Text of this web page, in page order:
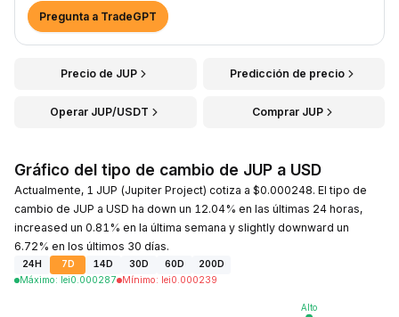
Pregunta a TradeGPT
Precio de JUP Predicción de precio
Operar JUP/USDT Comprar JUP
Gráfico del tipo de cambio de JUP a USD
Actualmente, 1 JUP (Jupiter Project) cotiza a $0.000248. El tipo de
cambio de JUP a USD ha down un 12.04% en las últimas 24 horas,
increased un 0.81% en la última semana y slightly downward un
6.72% en los últimos 30 días.
24H 7D 14D 30D 60D
200D
Máximo: lei0.000287 Mínimo: lei0.000239